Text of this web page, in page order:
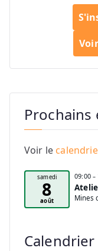
Prochains
Voir le
samedi
8
août
09:00 –
Mines